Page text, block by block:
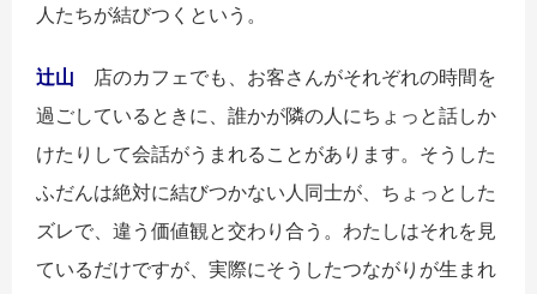
人たちが結びつくという。
辻山 店のカフェでも、お客さんがそれぞれの時間を
過ごしているときに、誰かが隣の人にちょっと話しか
けたりして会話がうまれることがあります。そうした
ふだんは絶対に結びつかない人同士が、ちょっとした
ズレで、違う価値観と交わり合う。わたしはそれを見
ているだけですが、実際にそうしたつながりが生まれ